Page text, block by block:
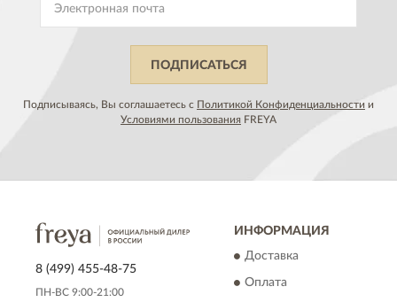
ПОДПИСАТЬСЯ
Подписываясь, Вы соглашаетесь с Политикой Конфиденциальности и
Условиями пользования FREYA
8 (499) 455-48-75
ПН-ВС 9:00-21:00
ИНФОРМАЦИЯ
Доставка
Оплата